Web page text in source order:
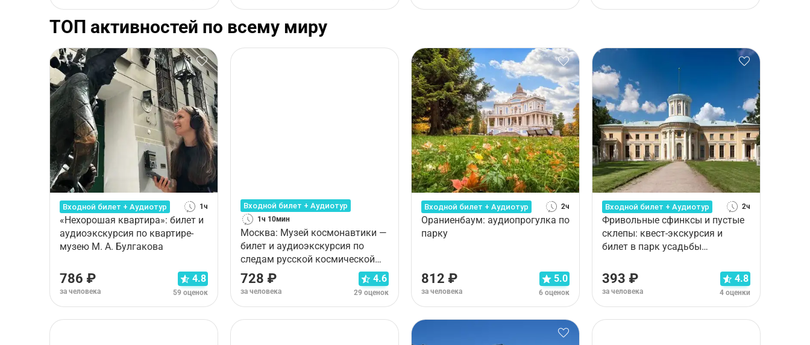
ТОП активностей по всему миру
Входной билет + Аудиотур 1ч
«Нехорошая квартира»: билет и
аудиоэкскурсия по квартире-
музею М. А. Булгакова
786 ₽
за человека
4.8
59 оценок
Входной билет + Аудиотур
1ч 10мин
Москва: Музей космонавтики —
билет и аудиоэкскурсия по
следам русской космической
одиссеи
728 ₽
за человека
4.6
29 оценок
Входной билет + Аудиотур 2ч
Ораниенбаум: аудиопрогулка по
парку
812 ₽
за человека
5.0
6 оценок
Входной билет + Аудиотур 2ч
Фривольные сфинксы и пустые
склепы: квест-экскурсия и
билет в парк усадьбы
393 ₽
за человека
4.8
4 оценки